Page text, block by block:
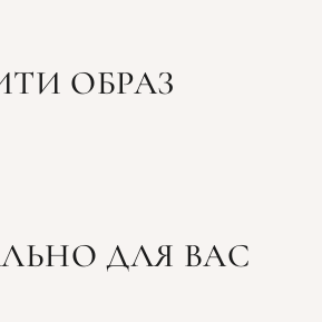
ОБРАЗ
ДЛЯ ВАС